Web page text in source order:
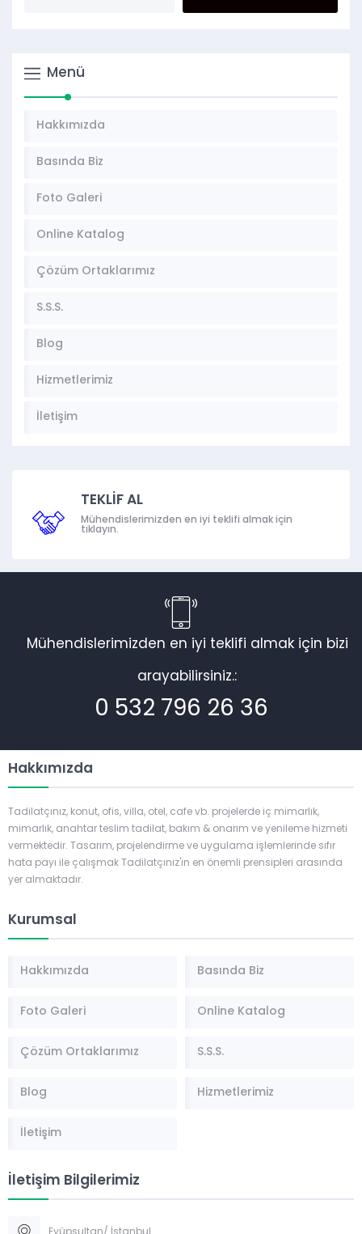
Menü
Hakkımızda
Basında Biz
Foto Galeri
Online Katalog
Çözüm Ortaklarımız
S.S.S.
Blog
Hizmetlerimiz
İletişim
TEKLİF AL
Mühendislerimizden en iyi teklifi almak için
tıklayın.
Mühendislerimizden en iyi teklifi almak için bizi
arayabilirsiniz.:
0 532 796 26 36
Hakkımızda
Tadilatçınız, konut, ofis, villa, otel, cafe vb. projelerde iç mimarlık,
mimarlık, anahtar teslim tadilat, bakım & onarım ve yenileme hizmeti
vermektedir. Tasarım, projelendirme ve uygulama işlemlerinde sıfır
hata payı ile çalışmak Tadilatçınız'ın en önemli prensipleri arasında
yer almaktadır.
Kurumsal
Hakkımızda Basında Biz
Foto Galeri Online Katalog
Çözüm Ortaklarımız S.S.S.
Blog Hizmetlerimiz
İletişim
İletişim Bilgilerimiz
Eyüpsultan/ İstanbul